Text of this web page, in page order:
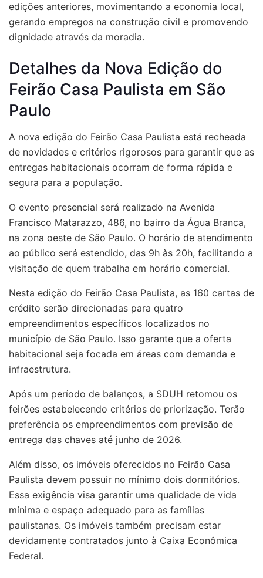
edições anteriores, movimentando a economia local,
gerando empregos na construção civil e promovendo
dignidade através da moradia.
Detalhes da Nova Edição do
Feirão Casa Paulista em São
Paulo
A nova edição do Feirão Casa Paulista está recheada
de novidades e critérios rigorosos para garantir que as
entregas habitacionais ocorram de forma rápida e
segura para a população.
O evento presencial será realizado na Avenida
Francisco Matarazzo, 486, no bairro da Água Branca,
na zona oeste de São Paulo. O horário de atendimento
ao público será estendido, das 9h às 20h, facilitando a
visitação de quem trabalha em horário comercial.
Nesta edição do Feirão Casa Paulista, as 160 cartas de
crédito serão direcionadas para quatro
empreendimentos específicos localizados no
município de São Paulo. Isso garante que a oferta
habitacional seja focada em áreas com demanda e
infraestrutura.
Após um período de balanços, a SDUH retomou os
feirões estabelecendo critérios de priorização. Terão
preferência os empreendimentos com previsão de
entrega das chaves até junho de 2026.
Além disso, os imóveis oferecidos no Feirão Casa
Paulista devem possuir no mínimo dois dormitórios.
Essa exigência visa garantir uma qualidade de vida
mínima e espaço adequado para as famílias
paulistanas. Os imóveis também precisam estar
devidamente contratados junto à Caixa Econômica
Federal.